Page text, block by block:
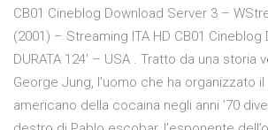
CB01 Cineblog Download Server 3 –
(2001) – Streaming ITA HD CB01 Cineblog
DURATA 124′ – USA . Tratto da una storia
George Jung, l’uomo che ha organizzato
americano della cocaina negli anni ’70